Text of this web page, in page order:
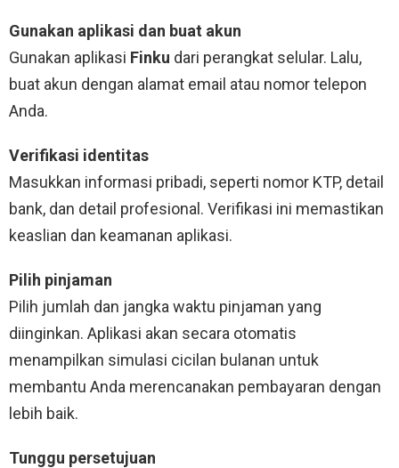
Gunakan aplikasi dan buat akun
Gunakan aplikasi Finku dari perangkat selular. Lalu,
buat akun dengan alamat email atau nomor telepon
Anda.
Verifikasi identitas
Masukkan informasi pribadi, seperti nomor KTP, detail
bank, dan detail profesional. Verifikasi ini memastikan
keaslian dan keamanan aplikasi.
Pilih pinjaman
Pilih jumlah dan jangka waktu pinjaman yang
diinginkan. Aplikasi akan secara otomatis
menampilkan simulasi cicilan bulanan untuk
membantu Anda merencanakan pembayaran dengan
lebih baik.
Tunggu persetujuan